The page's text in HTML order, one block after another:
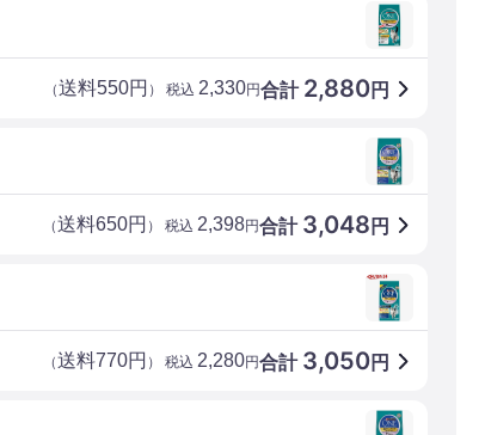
合計 2,880円
（送料550円 ） 税込 2,330円
合計 3,048 円
（送料650円 ） 税込 2,398円
合計 3,050円
（送料770円 ） 税込 2,280円